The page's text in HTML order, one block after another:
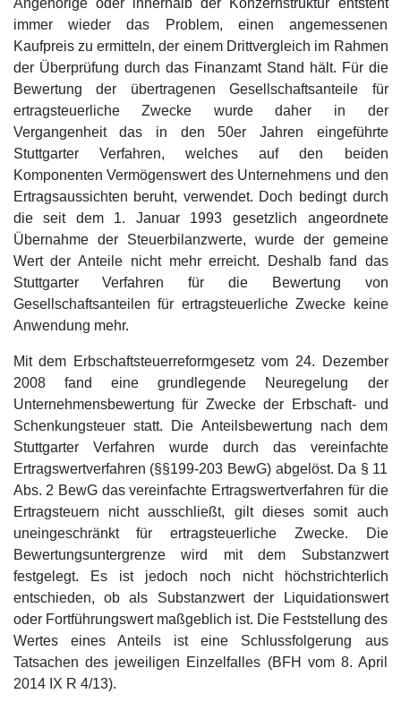
Angehörige oder innerhalb der Konzernstruktur entsteht
immer wieder das Problem, einen angemessenen
Kaufpreis zu ermitteln, der einem Drittvergleich im Rahmen
der Überprüfung durch das Finanzamt Stand hält. Für die
Bewertung der übertragenen Gesellschaftsanteile für
ertragsteuerliche Zwecke wurde daher in der
Vergangenheit das in den 50er Jahren eingeführte
Stuttgarter Verfahren, welches auf den beiden
Komponenten Vermögenswert des Unternehmens und den
Ertragsaussichten beruht, verwendet. Doch bedingt durch
die seit dem 1. Januar 1993 gesetzlich angeordnete
Übernahme der Steuerbilanzwerte, wurde der gemeine
Wert der Anteile nicht mehr erreicht. Deshalb fand das
Stuttgarter Verfahren für die Bewertung von
Gesellschaftsanteilen für ertragsteuerliche Zwecke keine
Anwendung mehr.
Mit dem Erbschaftsteuerreformgesetz vom 24. Dezember
2008 fand eine grundlegende Neuregelung der
Unternehmensbewertung für Zwecke der Erbschaft- und
Schenkungsteuer statt. Die Anteilsbewertung nach dem
Stuttgarter Verfahren wurde durch das vereinfachte
Ertragswertverfahren (§§199-203 BewG) abgelöst. Da § 11
Abs. 2 BewG das vereinfachte Ertragswertverfahren für die
Ertragsteuern nicht ausschließt, gilt dieses somit auch
uneingeschränkt für ertragsteuerliche Zwecke. Die
Bewertungsuntergrenze wird mit dem Substanzwert
festgelegt. Es ist jedoch noch nicht höchstrichterlich
entschieden, ob als Substanzwert der Liquidationswert
oder Fortführungswert maßgeblich ist. Die Feststellung des
Wertes eines Anteils ist eine Schlussfolgerung aus
Tatsachen des jeweiligen Einzelfalles (BFH vom 8. April
2014 IX R 4/13).